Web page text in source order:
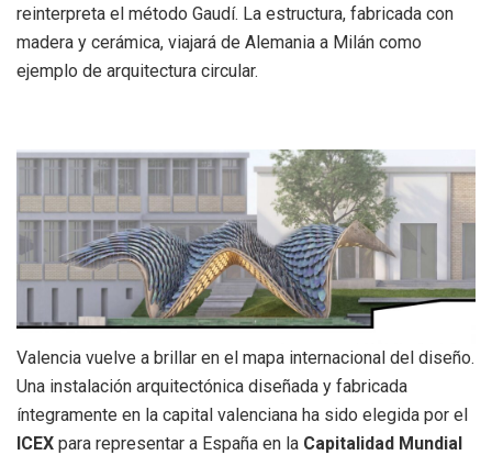
reinterpreta el método Gaudí. La estructura, fabricada con
madera y cerámica, viajará de Alemania a Milán como
ejemplo de arquitectura circular.
Valencia vuelve a brillar en el mapa internacional del diseño.
Una instalación arquitectónica diseñada y fabricada
íntegramente en la capital valenciana ha sido elegida por el
ICEX para representar a España en la Capitalidad Mundial